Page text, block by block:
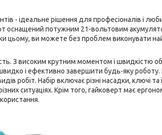
- ідеальне рішення для професіоналів і
оснащений потужним 21-вольтовим
цьому, ви можете без проблем виконувати
З високим крутним моментом і швидкістю
і ефективно завершити будь-яку
робіт. Набір включає різні насадки, ключі та
ситуаціях. Крім того, гайковерт має